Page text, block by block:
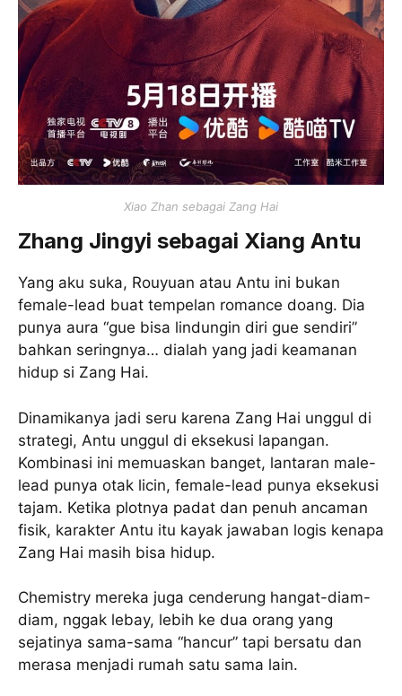
Xiao Zhan sebagai Zang Hai
Zhang Jingyi sebagai Xiang Antu
Yang aku suka, Rouyuan atau Antu ini bukan
female-lead buat tempelan romance doang. Dia
punya aura “gue bisa lindungin diri gue sendiri”
bahkan seringnya… dialah yang jadi keamanan
hidup si Zang Hai.
Dinamikanya jadi seru karena Zang Hai unggul di
strategi, Antu unggul di eksekusi lapangan.
Kombinasi ini memuaskan banget, lantaran male-
lead punya otak licin, female-lead punya eksekusi
tajam. Ketika plotnya padat dan penuh ancaman
fisik, karakter Antu itu kayak jawaban logis kenapa
Zang Hai masih bisa hidup.
Chemistry mereka juga cenderung hangat-diam-
diam, nggak lebay, lebih ke dua orang yang
sejatinya sama-sama “hancur” tapi bersatu dan
merasa menjadi rumah satu sama lain.